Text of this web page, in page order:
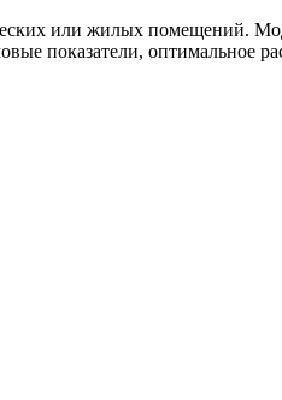
или жилых помещений.
показатели, оптимальное